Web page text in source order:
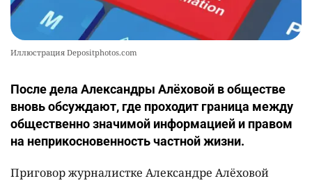
Иллюстрация Depositphotos.com
После дела Александры Алёховой в обществе
вновь обсуждают, где проходит граница между
общественно значимой информацией и правом
на неприкосновенность частной жизни.
Приговор журналистке Александре Алёховой